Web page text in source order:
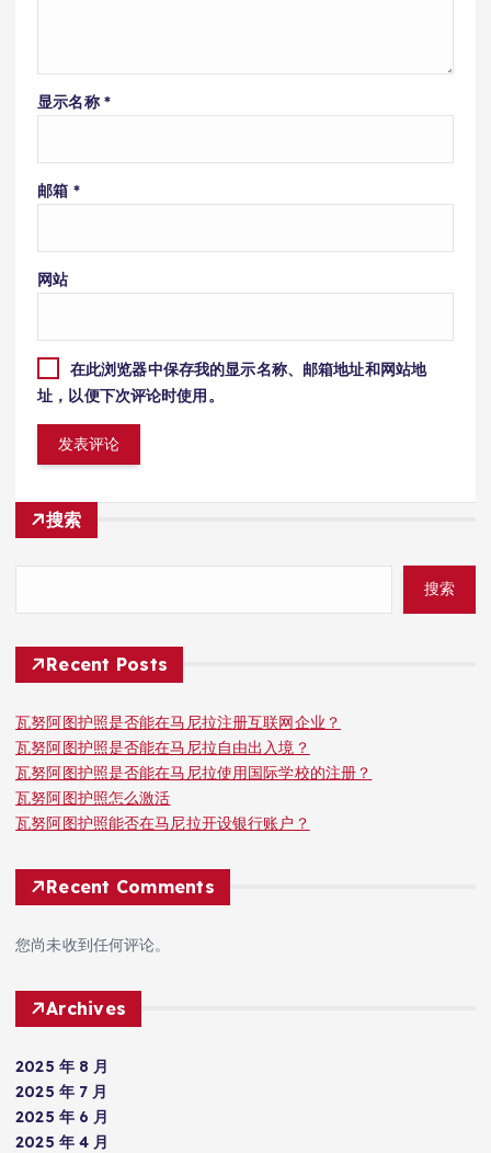
显示名称 *
邮箱 *
网站
在此浏览器中保存我的显示名称、邮箱地址和网站地
址，以便下次评论时使用。
搜索
搜索
Recent Posts
瓦努阿图护照是否能在马尼拉注册互联网企业？
瓦努阿图护照是否能在马尼拉自由出入境？
瓦努阿图护照是否能在马尼拉使用国际学校的注册？
瓦努阿图护照怎么激活
瓦努阿图护照能否在马尼拉开设银行账户？
Recent Comments
您尚未收到任何评论。
Archives
2025 年 8 月
2025 年 7 月
2025 年 6 月
2025 年 4 月